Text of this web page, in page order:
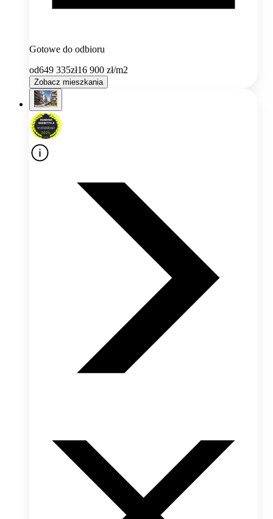
Gotowe do odbioru
od649 335zł16 900 zł/m2
Zobacz mieszkania